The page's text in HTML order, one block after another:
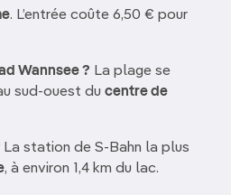
. L’entrée coûte 6,50 € pour
Wannsee ? La plage se
sud-ouest du centre de
La station de S-Bahn la plus
, à environ 1,4 km du lac.